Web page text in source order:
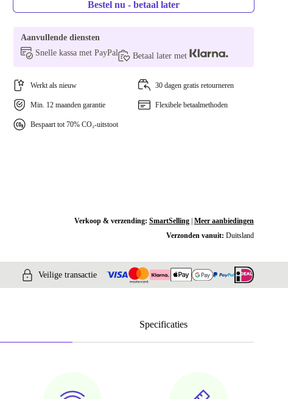
Bestel nu - betaal later
Aanvullende diensten
Snelle kassa met PayPal
Betaal later met
Werkt als nieuw 30 dagen gratis retourneren
Min. 12 maanden garantie Flexibele betaalmethoden
Bespaart tot 70% CO₂-uitstoot
Verkoop & verzending: SmartSelling| Meer aanbiedingen
Verzonden vanuit: Duitsland
Veilige transactie
Specificaties